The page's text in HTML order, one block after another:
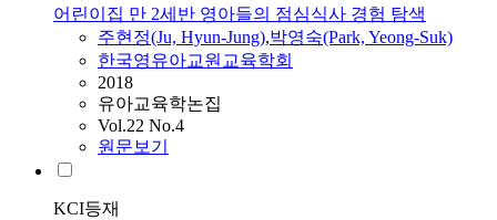
어린이집 만 2세반 영아들의 점심식사 경험 탐색
주현정(Ju, Hyun-Jung),박영숙(Park, Yeong-Suk)
한국영유아교원교육학회
2018
유아교육학논집
Vol.22 No.4
원문보기
KCI등재